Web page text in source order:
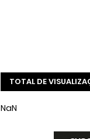
TOTAL DE
NaN